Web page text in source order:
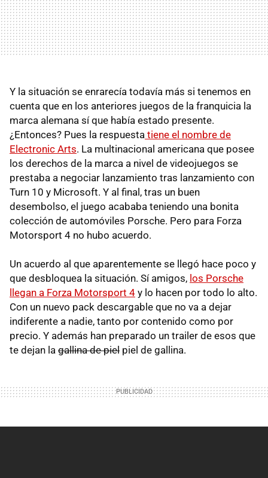
Y la situación se enrarecía todavía más si tenemos en
cuenta que en los anteriores juegos de la franquicia la
marca alemana sí que había estado presente.
¿Entonces? Pues la respuesta tiene el nombre de
Electronic Arts. La multinacional americana que posee
los derechos de la marca a nivel de videojuegos se
prestaba a negociar lanzamiento tras lanzamiento con
Turn 10 y Microsoft. Y al final, tras un buen
desembolso, el juego acababa teniendo una bonita
colección de automóviles Porsche. Pero para Forza
Motorsport 4 no hubo acuerdo.
Un acuerdo al que aparentemente se llegó hace poco y
que desbloquea la situación. Sí amigos, los Porsche
llegan a Forza Motorsport 4 y lo hacen por todo lo alto.
Con un nuevo pack descargable que no va a dejar
indiferente a nadie, tanto por contenido como por
precio. Y además han preparado un trailer de esos que
te dejan la gallina de piel piel de gallina.